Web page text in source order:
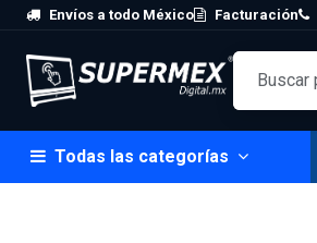
Skip to Content
Envíos a todo México Facturación
Todas las categorías